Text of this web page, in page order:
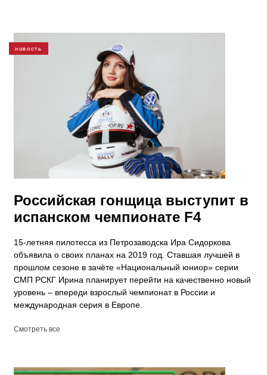
НОВОСТЬ
Российская гонщица выступит в
испанском чемпионате F4
15-летняя пилотесса из Петрозаводска Ира Сидоркова
объявила о своих планах на 2019 год. Ставшая лучшей в
прошлом сезоне в зачёте «Национальный юниор» серии
СМП РСКГ Ирина планирует перейти на качественно новый
уровень – впереди взрослый чемпионат в России и
международная серия в Европе.
Смотреть все